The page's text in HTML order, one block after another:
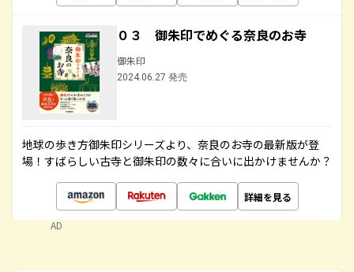
０３ 御朱印でめぐる奈良のお寺
御朱印
2024.06.27 発売
地球の歩き方御朱印シリーズより、奈良のお寺の最新版が登
場！すばらしい古寺と御朱印の数々に合いに出かけませんか？
詳細を見る
AD